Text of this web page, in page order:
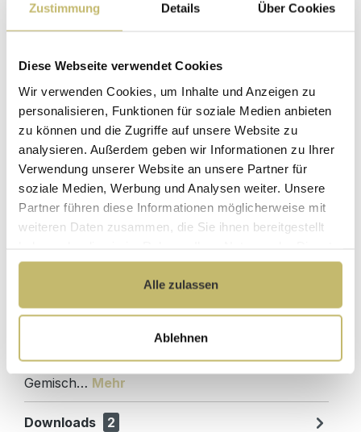
Zustimmung Details Über Cookies
Diese Webseite verwendet Cookies
Wir verwenden Cookies, um Inhalte und Anzeigen zu
personalisieren, Funktionen für soziale Medien anbieten
zu können und die Zugriffe auf unsere Website zu
analysieren. Außerdem geben wir Informationen zu Ihrer
Verwendung unserer Website an unsere Partner für
soziale Medien, Werbung und Analysen weiter. Unsere
Partner führen diese Informationen möglicherweise mit
weiteren Daten zusammen, die Sie ihnen bereitgestellt
gesammelt haben.
Alle zulassen
Ablehnen
Materialien
Zwischenhändler
Kundenbetreuung
mit bester
Bewertung
Gut verpackt für
beschädigungsfreie
Lieferung
Designed in
Germany
1 Monat risikofreies
Rückgaberecht
Produktdetails
Waschtisch-Kommode inklusive Quarztop-
Waschtisch Waschtisch-Kommode
inkl.Waschtisch-Auflage aus hellem Quarzstein-
Gemisch… Mehr
Downloads 2